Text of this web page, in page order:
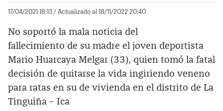
17/04/2021 18:13/ Actualizado al 18/11/2022 20:40
No soportó la mala noticia del
fallecimiento de su madre el joven deportista
Mario Huarcaya Melgar (33), quien tomó la fatal
decisión de quitarse la vida ingiriendo veneno
para ratas en su de vivienda en el distrito de La
Tinguiña – Ica